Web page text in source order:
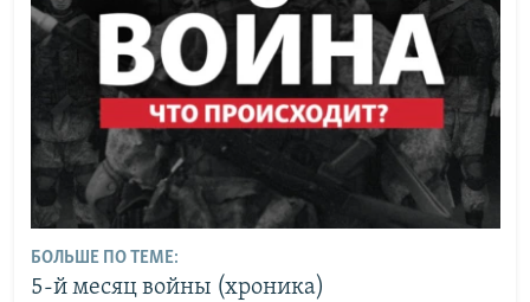
БОЛЬШЕ ПО ТЕМЕ:
5-й месяц войны (хроника)